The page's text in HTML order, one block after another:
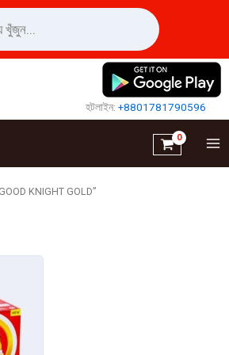
হটলাইন:+8801781790596
KNIGHT GOLD”